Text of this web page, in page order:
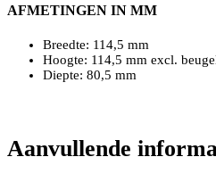
AFMETINGEN IN MM
Breedte: 114,5 mm
Hoogte: 114,5 mm excl.
Diepte: 80,5 mm
Aanvullende